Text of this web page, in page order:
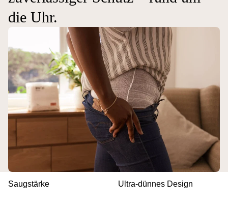
die Uhr.
Saugstärke Ultra-dünnes Design